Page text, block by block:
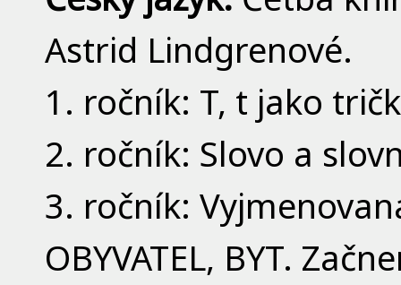
Astrid Lindgrenové.
1. ročník: T, t jako
2. ročník: Slovo a
3. ročník:
OBYVATEL, BYT.